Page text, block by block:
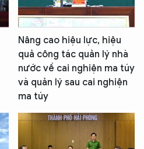
Nâng cao hiệu lực, hiệu
quả công tác quản lý nhà
nước về cai nghiện ma túy
và quản lý sau cai nghiện
ma túy